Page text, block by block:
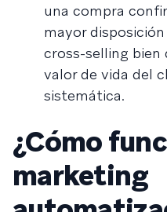
una compra
mayor
cross-selling bien
valor de vida del
sistemática.
¿Cómo
marketing